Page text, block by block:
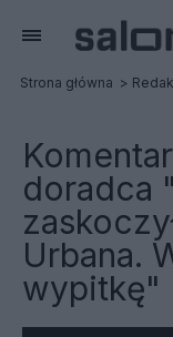
Strona główna
doradca
Urbana.
wypitkę"